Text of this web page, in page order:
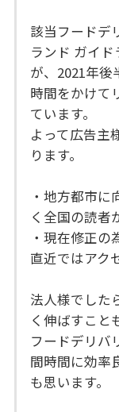
該当フードデ
ランド ガイ
が、2021年後
時間をかけて
ています。
よって広告主
ります。
・地方都市
く全国の読者
・現在修正の
直近ではアク
法人様でした
く伸ばすこと
フードデリバ
間時間に効率
も思います。